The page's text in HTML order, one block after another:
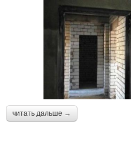
читать дальше →